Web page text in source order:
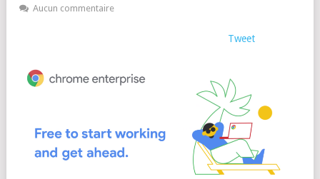
Aucun commentaire
Tweet